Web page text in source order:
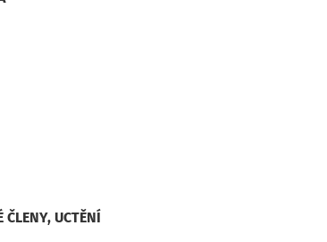
ČLENY, UCTĚNÍ